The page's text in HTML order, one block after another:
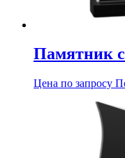
Памятник
Цена по запросу